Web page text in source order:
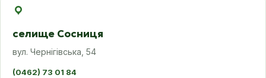
селище Сосниця
вул. Чернігівська, 54
(0462) 73 01 84